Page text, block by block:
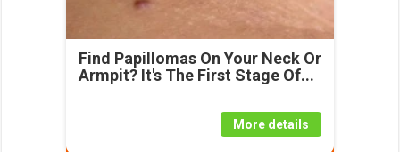
Find Papillomas On Your Neck Or
Armpit? It's The First Stage Of...
More details